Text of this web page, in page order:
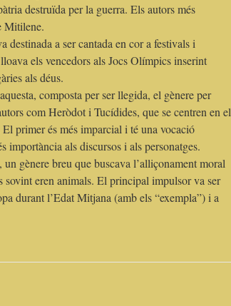
destruïda per la guerra. Els autors més
Mitilene.
a ser cantada en cor a festivals i
els vencedors als Jocs Olímpics inserint
als déus.
composta per ser llegida, el gènere per
com Heròdot i Tucídides, que se centren en el
primer és més imparcial i té una vocació
importància als discursos i als personatges.
gènere breu que buscava l’alliçonament moral
sovint eren animals. El principal impulsor va ser
durant l’Edat Mitjana (amb els “exempla”) i a